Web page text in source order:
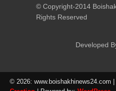
© Copyright-2014
Rights Reserved
Developed
© 2026: www.boishakhinews24.com